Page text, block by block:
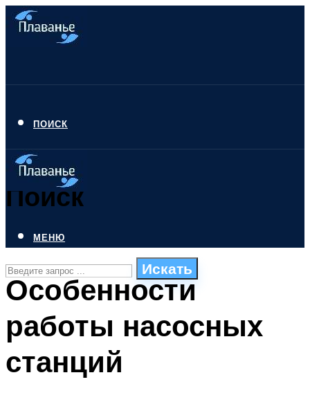
ПОИСК
Поиск
Искать
ПЛАВАНЬЕ ДЛЯ ДЕТЕЙ
БАССЕЙН ДЛЯ ДОМА
МЕНЮ
Особенности
работы насосных
станций